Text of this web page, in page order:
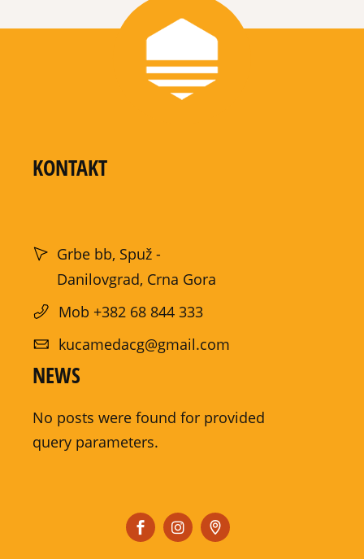
KONTAKT
Grbe bb, Spuž -
Danilovgrad, Crna Gora
Mob +382 68 844 333
kucamedacg@gmail.com
NEWS
No posts were found for provided
query parameters.